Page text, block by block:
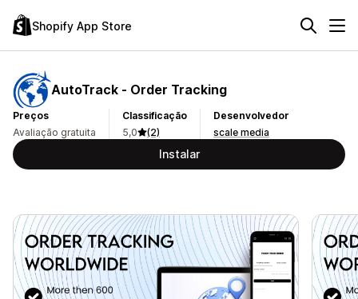
Shopify App Store
AutoTrack ‑ Order Tracking
Preços
Avaliação gratuita
Classificação
5,0
(2)
Desenvolvedor
scale media
Instalar